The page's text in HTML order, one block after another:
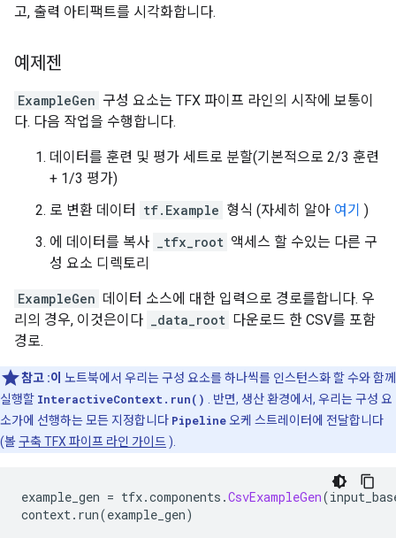
고, 출력 아티팩트를 시각화합니다.
예제젠
ExampleGen 구성 요소는 TFX 파이프 라인의 시작에 보통이
다. 다음 작업을 수행합니다.
데이터를 훈련 및 평가 세트로 분할(기본적으로 2/3 훈련
+ 1/3 평가)
로 변환 데이터
tf.Example 형식 (자세히 알아 여기 )
에 데이터를 복사
_tfx_root 액세스 할 수있는 다른 구
성 요소 디렉토리
ExampleGen 데이터 소스에 대한 입력으로 경로를합니다. 우
리의 경우, 이것은이다
_data_root 다운로드 한 CSV를 포함
경로.
참고 :이 노트북에서 우리는 구성 요소를 하나씩를 인스턴스화 할 수와 함께
실행할 InteractiveContext.run()
. 반면, 생산 환경에서, 우리는 구성 요
소가에 선행하는 모든 지정합니다 Pipeline오케 스트레이터에 전달합니다
(볼구축 TFX 파이프 라인 가이드 ).
example_gen = tfx.components .CsvExampleGen(
context. run(example_gen)